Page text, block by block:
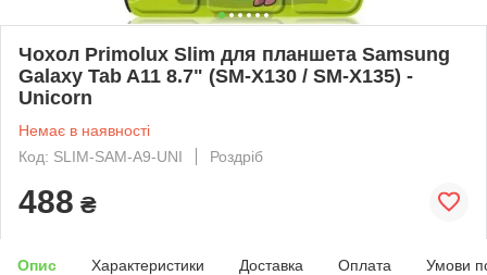
Чохол Primolux Slim для планшета Samsung
Galaxy Tab A11 8.7" (SM-X130 / SM-X135) -
Unicorn
Немає в наявності
Код: SLIM-SAM-A9-UNI
Роздріб
488 ₴
Опис Характеристики Доставка Оплата Умови